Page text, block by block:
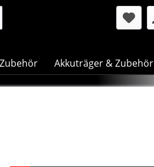
Akkuträger & Zubehör